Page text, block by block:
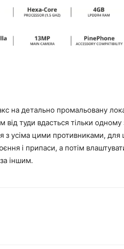
на детально промальовану
від туди вдасться тільки
з усіма цими противниками, для
і припаси, а потім
іншим.